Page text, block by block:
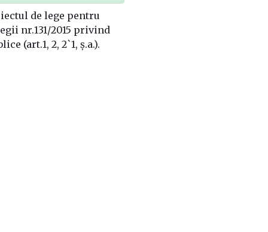
de lege pentru
nr.131/2015 privind
(art.1, 2, 2`1, ș.a.).